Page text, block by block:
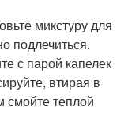
микстуру для
подлечиться.
с парой капелек
втирая в
смойте теплой